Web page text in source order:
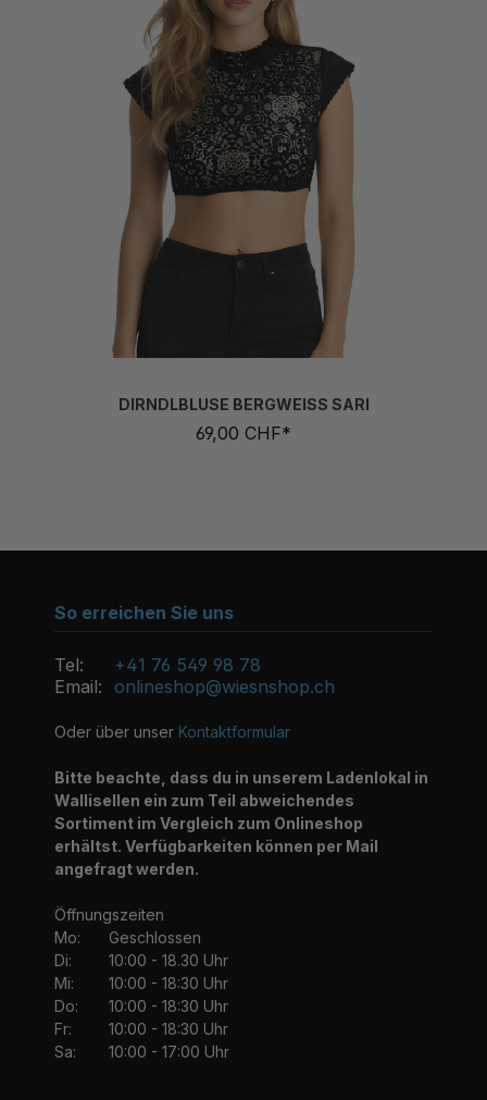
69,00 CHF*
So erreichen Sie uns
Tel:
+41 76 549 98 78
Email: onlineshop@wiesnshop.ch
Oder über unser Kontaktformular
Bitte beachte, dass du in unserem Ladenlokal in
Wallisellen ein zum Teil abweichendes
Sortiment im Vergleich zum Onlineshop
erhältst. Verfügbarkeiten können per Mail
angefragt werden.
Öffnungszeiten
Mo:
Geschlossen
Di:
10:00 - 18.30 Uhr
Mi:
10:00 - 18:30 Uhr
Do:
10:00 - 18:30 Uhr
Fr:
10:00 - 18:30 Uhr
Sa:
10:00 - 17:00 Uhr